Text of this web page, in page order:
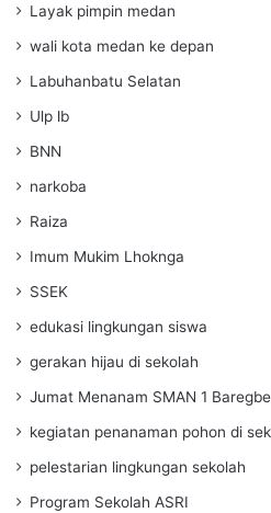
Layak pimpin medan
wali kota medan ke depan
Labuhanbatu Selatan
Ulp lb
BNN
narkoba
Raiza
Imum Mukim Lhoknga
SSEK
edukasi lingkungan siswa
gerakan hijau di sekolah
Jumat Menanam SMAN 1
kegiatan penanaman pohon di
pelestarian lingkungan sekolah
Program Sekolah ASRI